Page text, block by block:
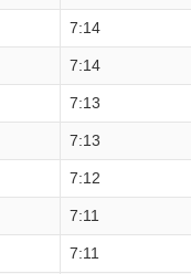
7:14
7:14
7:13
7:13
7:12
7:11
7:11